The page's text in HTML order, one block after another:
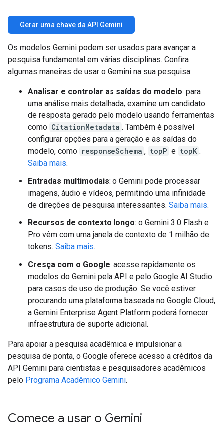
Gerar uma chave da API Gemini
Os modelos Gemini podem ser usados para avançar a
pesquisa fundamental em várias disciplinas. Confira
algumas maneiras de usar o Gemini na sua pesquisa:
Analisar e controlar as saídas do modelo: para
uma análise mais detalhada, examine um candidato
de resposta gerado pelo modelo usando ferramentas
como CitationMetadata . Também é possível
configurar opções para a geração e as saídas do
modelo, como responseSchema , topP e topK .
Saiba mais.
Entradas multimodais: o Gemini pode processar
imagens, áudio e vídeos, permitindo uma infinidade
de direções de pesquisa interessantes. Saiba mais.
Recursos de contexto longo: o Gemini 3.0 Flash e
Pro vêm com uma janela de contexto de 1 milhão de
tokens. Saiba mais.
Cresça com o Google: acesse rapidamente os
modelos do Gemini pela API e pelo Google AI Studio
para casos de uso de produção. Se você estiver
procurando uma plataforma baseada no Google Cloud,
a Gemini Enterprise Agent Platform poderá fornecer
infraestrutura de suporte adicional.
Para apoiar a pesquisa acadêmica e impulsionar a
pesquisa de ponta, o Google oferece acesso a créditos da
API Gemini para cientistas e pesquisadores acadêmicos
pelo Programa Acadêmico Gemini.
Comece a usar o Gemini